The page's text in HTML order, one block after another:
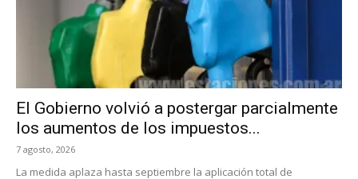
El Gobierno volvió a postergar parcialmente
los aumentos de los impuestos...
7 agosto, 2026
La medida aplaza hasta septiembre la aplicación total de